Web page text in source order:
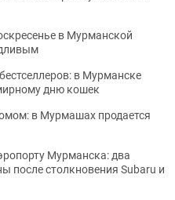
в Мурманской
в Мурманске
дню кошек
в Мурмашах продается
Мурманска: два
после столкновения Subaru и